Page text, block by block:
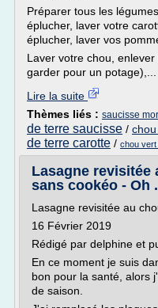
Préparer tous les
éplucher, laver votre
éplucher, laver vos
Laver votre chou,
garder pour un potage),...
Lire la suite
Thèmes liés : saucisse
de terre saucisse /
de terre carotte / chou
Lasagne revisitée
sans cookéo - Oh
Lasagne revisitée au
16 Février 2019
Rédigé par delphine et
En ce moment je suis
bon pour la santé, alors
de saison.